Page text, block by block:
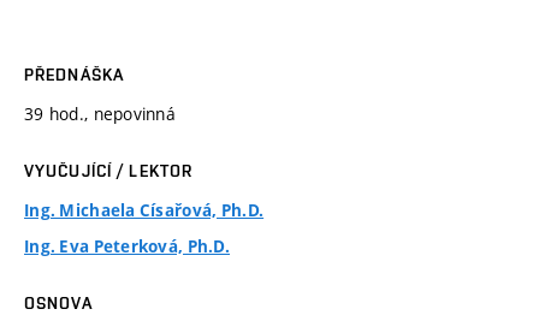
PŘEDNÁŠKA
39 hod., nepovinná
VYUČUJÍCÍ / LEKTOR
Ing. Michaela Císařová, Ph.D.
Ing. Eva Peterková, Ph.D.
OSNOVA